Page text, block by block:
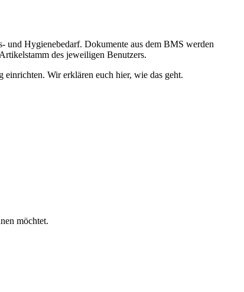
Hygienebedarf. Dokumente aus dem BMS werden
des jeweiligen Benutzers.
Wir erklären euch hier, wie das geht.
möchtet.